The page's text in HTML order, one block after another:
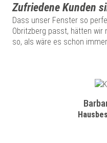
Zufriedene Kunden
Dass unser Fenster so
Obritzberg passt, hätten
so, als wäre es schon